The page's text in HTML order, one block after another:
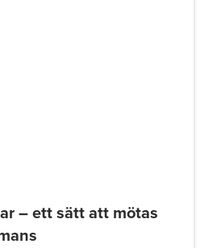
– ett sätt att mötas